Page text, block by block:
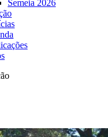
Semeia 2026